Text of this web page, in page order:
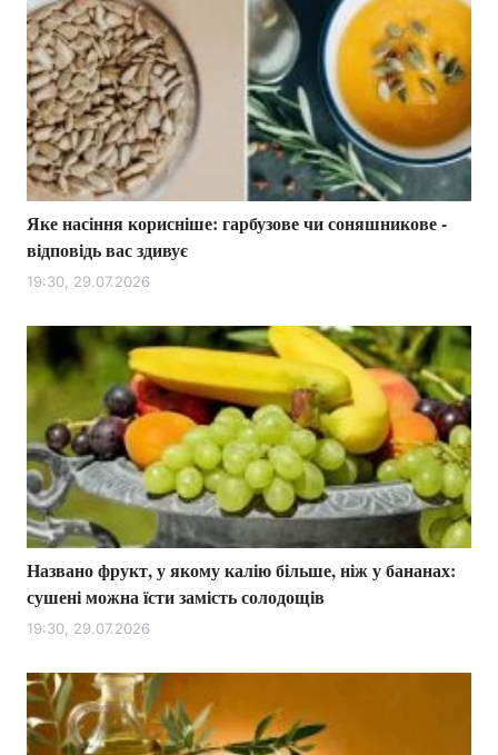
Яке насіння корисніше: гарбузове чи соняшникове -
відповідь вас здивує
19:30, 29.07.2026
Названо фрукт, у якому калію більше, ніж у бананах:
сушені можна їсти замість солодощів
19:30, 29.07.2026